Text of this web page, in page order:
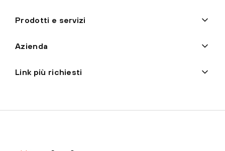
Prodotti e servizi
Azienda
Link più richiesti